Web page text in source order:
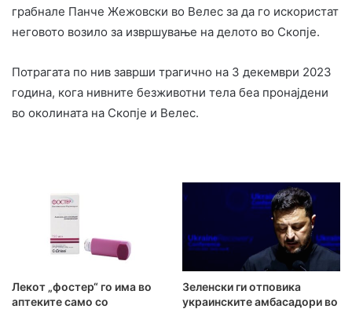
грабнале Панче Жежовски во Велес за да го искористат
неговото возило за извршување на делото во Скопје.
Потрагата по нив заврши трагично на 3 декември 2023
година, кога нивните безживотни тела беа пронајдени
во околината на Скопје и Велес.
Лекот „фостер“ го има во
аптеките само со
Зеленски ги отповика
украинските амбасадори во